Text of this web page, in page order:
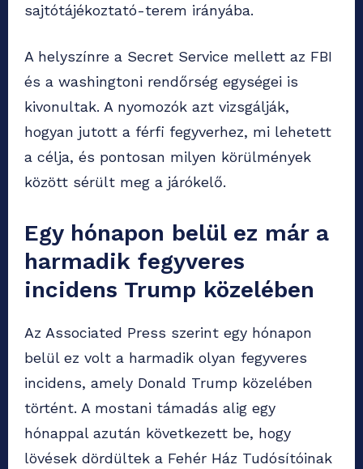
sajtótájékoztató-terem irányába.
A helyszínre a Secret Service mellett az FBI
és a washingtoni rendőrség egységei is
kivonultak. A nyomozók azt vizsgálják,
hogyan jutott a férfi fegyverhez, mi lehetett
a célja, és pontosan milyen körülmények
között sérült meg a járókelő.
Egy hónapon belül ez már a
harmadik fegyveres
incidens Trump közelében
Az Associated Press szerint egy hónapon
belül ez volt a harmadik olyan fegyveres
incidens, amely Donald Trump közelében
történt. A mostani támadás alig egy
hónappal azután következett be, hogy
lövések dördültek a Fehér Ház Tudósítóinak